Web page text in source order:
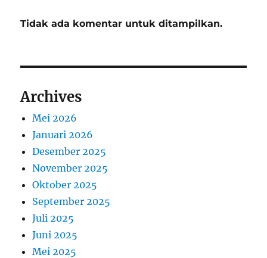
Tidak ada komentar untuk ditampilkan.
Archives
Mei 2026
Januari 2026
Desember 2025
November 2025
Oktober 2025
September 2025
Juli 2025
Juni 2025
Mei 2025